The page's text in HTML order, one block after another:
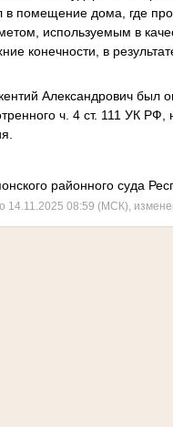
помещение дома, где
используемым в
конечности, в
Александрович был
ч. 4 ст. 111 УК РФ,
районного суда
14.11.2025 08:59 (МСК),